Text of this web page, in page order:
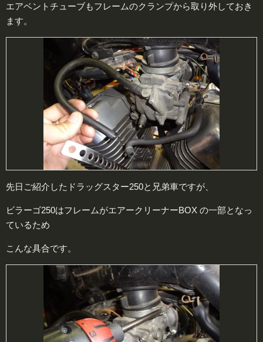
エアベントチューブもフレームのクランプから取り外しておき
ます。
先日ご紹介したドラッグスター250と兄弟車ですが、
ビラーゴ250はフレームがエアークリーナーBOX の一部となっ
ているため
こんな具合です。